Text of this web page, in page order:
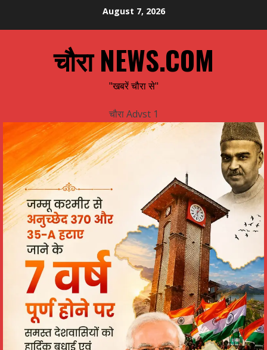
August 7, 2026
चौरा NEWS.COM
"खबरें चौरा से"
चौरा Advst 1